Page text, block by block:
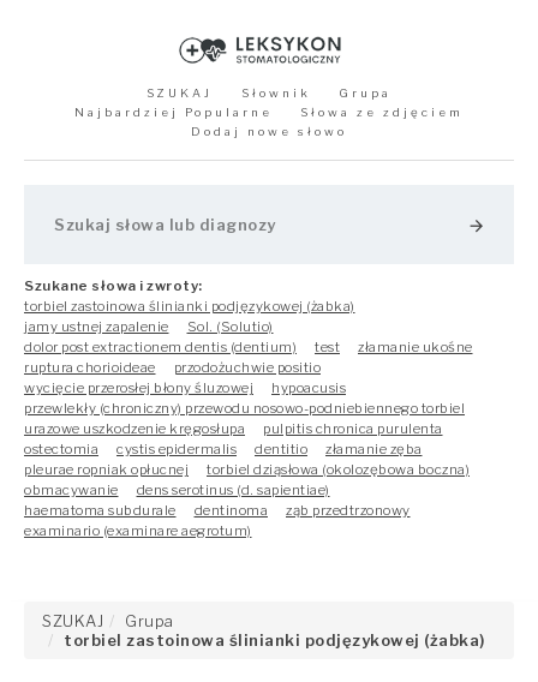
SZUKAJ Słownik
Grupa
Najbardziej Popularne
Słowa ze zdjęciem
Dodaj nowe słowo
arrow_forward
Szukane słowa i zwroty:
torbiel zastoinowa ślinianki podjęzykowej (żabka)
jamy ustnej zapalenie
Sol. (Solutio)
dolor post extractionem dentis (dentium)
test
złamanie ukośne
ruptura chorioideae
przodożuchwie positio
wycięcie przerosłej błony śluzowej
hypoacusis
przewlekły (chroniczny) przewodu nosowo-podniebiennego torbiel
urazowe uszkodzenie kręgosłupa
pulpitis chronica purulenta
ostectomia
cystis epidermalis dentitio
złamanie zęba
pleurae ropniak opłucnej
torbiel dziąsłowa (okolozębowa boczna)
obmacywanie
dens serotinus (d. sapientiae)
haematoma subdurale
dentinoma
ząb przedtrzonowy
examinario (examinare aegrotum)
SZUKAJ
Grupa
torbiel zastoinowa ślinianki podjęzykowej (żabka)